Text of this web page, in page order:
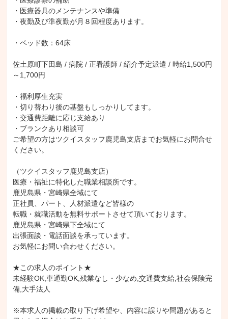
・医療器具のメンテナンスや準備
・夜勤及び準夜勤が月８回程度あります。
・ベッド数：64床
佐土原町下田島 / 病院 / 正看護師 / 紹介予定派遣 / 時給1,500円
～1,700円
・福利厚生充実
・切り替わり後の基盤もしっかりしてます。
・交通費距離に応じ支給あり
・ブランクあり相談可
ご希望の方はツクイスタッフ鹿児島支店までお気軽にお問合せ
ください。
（ツクイスタッフ鹿児島支店）
医療・福祉に特化した職業相談所です。
鹿児島県・宮崎県全域にて
正社員、パート、人材派遣など皆様の
転職・就職活動を無料サポートさせて頂いております。
鹿児島県・宮崎県下全域にて
出張面談・電話面談を承っています。
お気軽にお問い合わせください。
★この求人のポイント★
未経験OK,車通勤OK,残業なし・少なめ,交通費支給,社会保険完
備,大手法人
※本求人の掲載の取り下げ希望や、内容に誤りや問題があると